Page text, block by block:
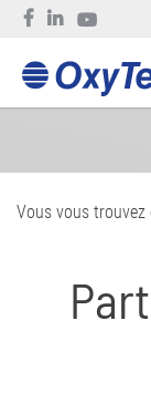
Vous vous trouvez